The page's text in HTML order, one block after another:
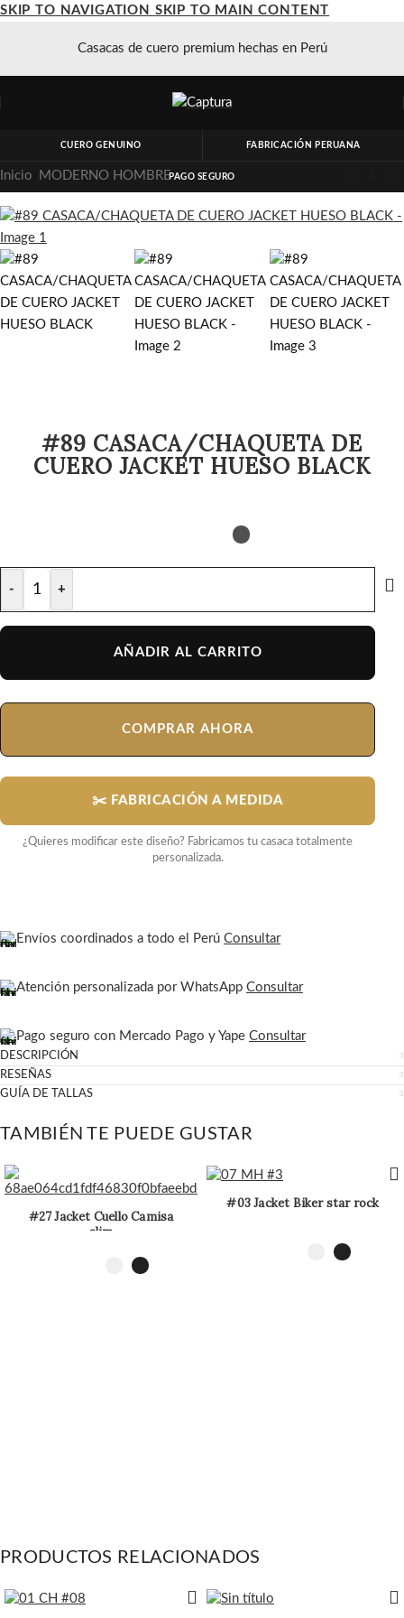
SKIP TO NAVIGATION SKIP TO MAIN CONTENT
Casacas de cuero premium hechas en Perú
CUERO GENUINO FABRICACIÓN PERUANA
PAGO SEGURO
Inicio MODERNO HOMBRE
#89 CASACA/CHAQUETA DE
CUERO JACKET HUESO BLACK
- +
AÑADIR AL CARRITO
COMPRAR AHORA
✂️ FABRICACIÓN A MEDIDA
¿Quieres modificar este diseño? Fabricamos tu casaca totalmente
personalizada.
Envíos coordinados a todo el Perú Consultar
Atención personalizada por WhatsApp Consultar
Pago seguro con Mercado Pago y Yape Consultar
DESCRIPCIÓN
RESEÑAS
GUÍA DE TALLAS
TAMBIÉN TE PUEDE GUSTAR
#27 Jacket Cuello Camisa
slim
#03 Jacket Biker star rock
PRODUCTOS RELACIONADOS